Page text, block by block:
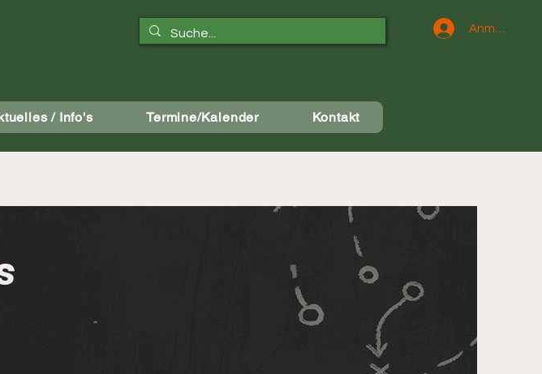
/ Info's Termine/Kalender Kontakt
Anmelden